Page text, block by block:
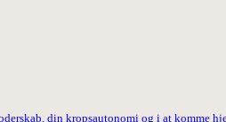
din kropsautonomi og i at komme